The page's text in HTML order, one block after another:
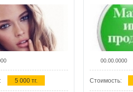
5 000 тг.
00.00.0000
Стоимость: